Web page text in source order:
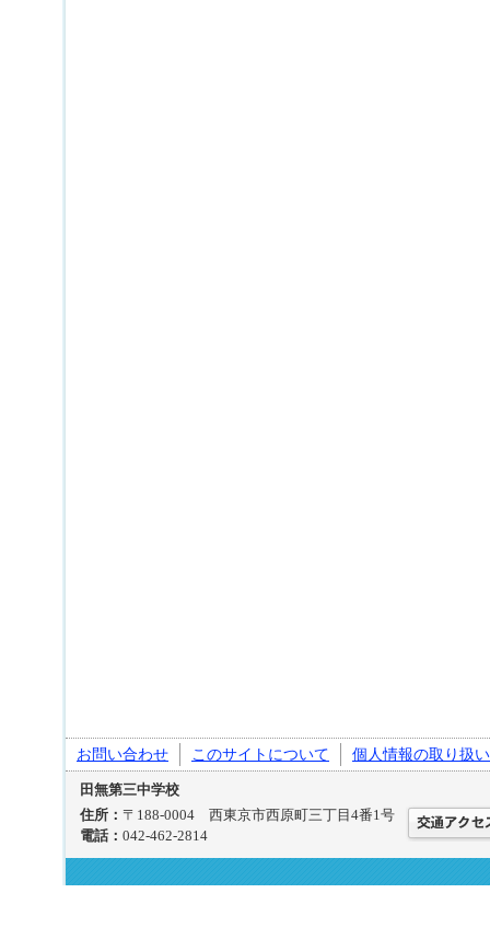
お問い合わせ このサイトについて 個人情報の取り扱い
田無第三中学校
住所： 〒188-0004 西東京市西原町三丁目4番1号
電話： 042-462-2814